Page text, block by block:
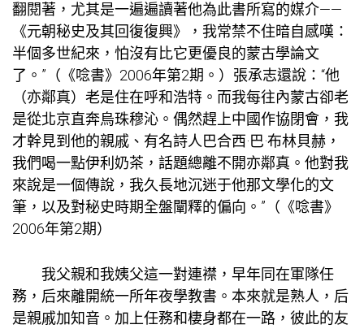
翻閱著，尤其是一遍遍讀著他為此書所寫的媒介——
《元朝秘史及其回復復興》，我常禁不住暗自感嘆：
半個多世紀來，怕沒有比它更優良的蒙古學論文
了。”（《唸書》2006年第2期。）張承志還說：“他
（亦鄰真）老是住在呼和浩特。而我每往內蒙古卻老
是從北京直奔烏珠穆沁。偶然趕上中國作協閉會，我
才幹見到他的親戚、有名詩人巴合西·巴·布林貝赫，
我們喝一點伊利奶茶，話題總離不開亦鄰真。他對我
來說是一個傳說，我久長地沉迷于他那文學化的文
筆，以及對秘史時期全盤闡釋的偏向。”（《唸書》
2006年第2期）
我父親和我姨父這一對連襟，早年同在軍隊任
務，后來離開統一所年夜學教書。本來就是熟人，后
是親戚加知音。加上任務和棲身都在一路，彼此的友